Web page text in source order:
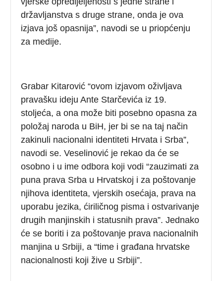
državljanstva s druge strane, onda je ova
izjava još opasnija”, navodi se u priopćenju
za medije.
Grabar Kitarović “ovom izjavom oživljava
pravašku ideju Ante Starčevića iz 19.
stoljeća, a ona može biti posebno opasna za
položaj naroda u BiH, jer bi se na taj način
zakinuli nacionalni identiteti Hrvata i Srba”,
navodi se. Veselinović je rekao da će se
osobno i u ime odbora koji vodi “zauzimati za
puna prava Srba u Hrvatskoj i za poštovanje
njihova identiteta, vjerskih osećaja, prava na
uporabu jezika, ćiriličnog pisma i ostvarivanje
drugih manjinskih i statusnih prava”. Jednako
će se boriti i za poštovanje prava nacionalnih
manjina u Srbiji, a “time i građana hrvatske
nacionalnosti koji žive u Srbiji”.